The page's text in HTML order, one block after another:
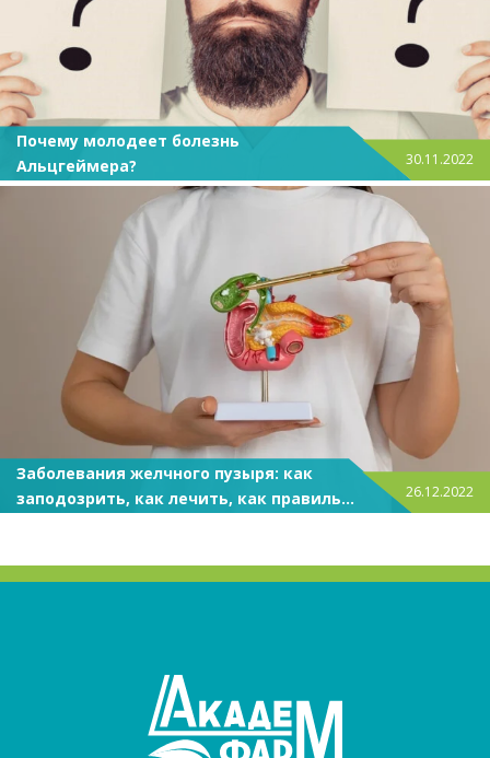
Почему молодеет болезнь
Альцгеймера?
30.11.2022
Заболевания желчного пузыря: как
заподозрить, как лечить, как правильно
26.12.2022